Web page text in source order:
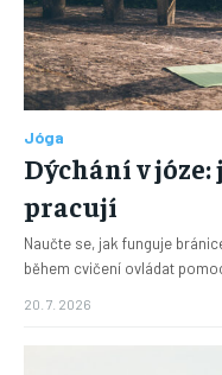
Jóga
Dýchání v
pracují
Naučte se, jak funguje
20. 7. 2026